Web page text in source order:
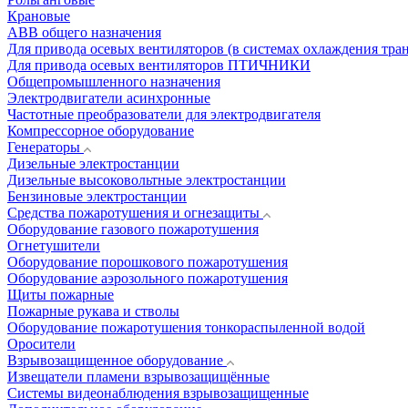
Крановые
АВВ общего назначения
Для привода осевых вентиляторов (в системах охлаждения
Для привода осевых вентиляторов ПТИЧНИКИ
Общепромышленного назначения
Электродвигатели асинхронные
Частотные преобразователи для электродвигателя
Компрессорное оборудование
Генераторы
Дизельные электростанции
Дизельные высоковольтные электростанции
Бензиновые электростанции
Средства пожаротушения и огнезащиты
Оборудование газового пожаротушения
Огнетушители
Оборудование порошкового пожаротушения
Оборудование аэрозольного пожаротушения
Щиты пожарные
Пожарные рукава и стволы
Оборудование пожаротушения тонкораспыленной водой
Оросители
Взрывозащищенное оборудование
Извещатели пламени взрывозащищённые
Системы видеонаблюдения взрывозащищенные